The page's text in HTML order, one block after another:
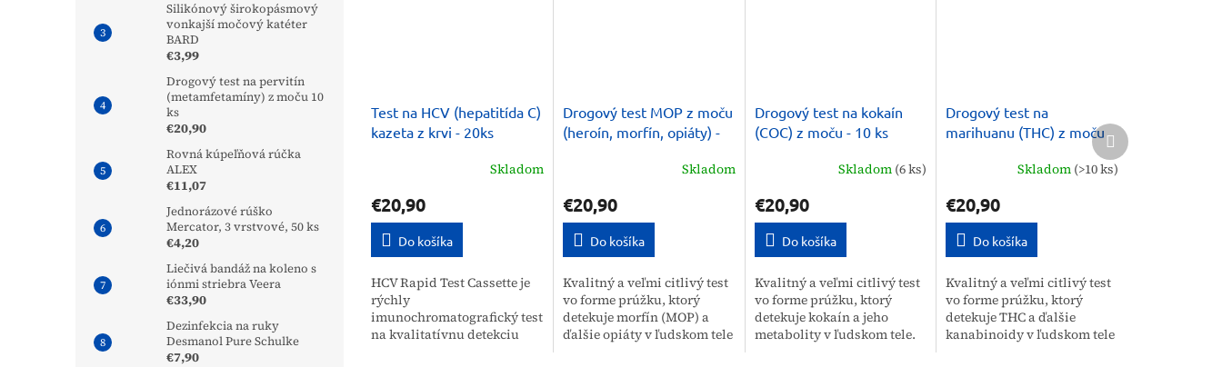
Silikónový širokopásmový
vonkajší močový katéter
BARD
€3,99
Drogový test na pervitín
(metamfetamíny) z moču 10
ks
€20,90
Rovná kúpeľňová rúčka
ALEX
€11,07
Jednorázové rúško
Mercator, 3 vrstvové, 50 ks
€4,20
Liečivá bandáž na koleno s
iónmi striebra Veera
€33,90
Dezinfekcia na ruky
Desmanol Pure Schulke
€7,90
Test na HCV (hepatitída C)
kazeta z krvi - 20ks
Skladom
€20,90
Do košíka
HCV Rapid Test Cassette je
rýchly
imunochromatografický test
na kvalitatívnu detekciu
Drogový test MOP z moču
(heroín, morfín, opiáty) -
Skladom
€20,90
Do košíka
Kvalitný a veľmi citlivý test
vo forme prúžku, ktorý
detekuje morfín (MOP) a
ďalšie opiáty v ľudskom tele
Drogový test na kokaín
(COC) z moču - 10 ks
Skladom (6 ks)
€20,90
Do košíka
Kvalitný a veľmi citlivý test
vo forme prúžku, ktorý
detekuje kokaín a jeho
metabolity v ľudskom tele.
Drogový test na
marihuanu (THC) z moču
Skladom (>10 ks)
€20,90
Do košíka
Kvalitný a veľmi citlivý test
vo forme prúžku, ktorý
detekuje THC a ďalšie
kanabinoidy v ľudskom tele
Ďalší
produkt